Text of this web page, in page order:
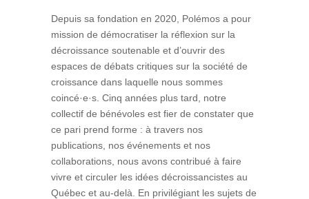
Depuis sa fondation en 2020, Polémos a pour
mission de démocratiser la réflexion sur la
décroissance soutenable et d’ouvrir des
espaces de débats critiques sur la société de
croissance dans laquelle nous sommes
coincé·e·s. Cinq années plus tard, notre
collectif de bénévoles est fier de constater que
ce pari prend forme : à travers nos
publications, nos événements et nos
collaborations, nous avons contribué à faire
vivre et circuler les idées décroissancistes au
Québec et au-delà. En privilégiant les sujets de